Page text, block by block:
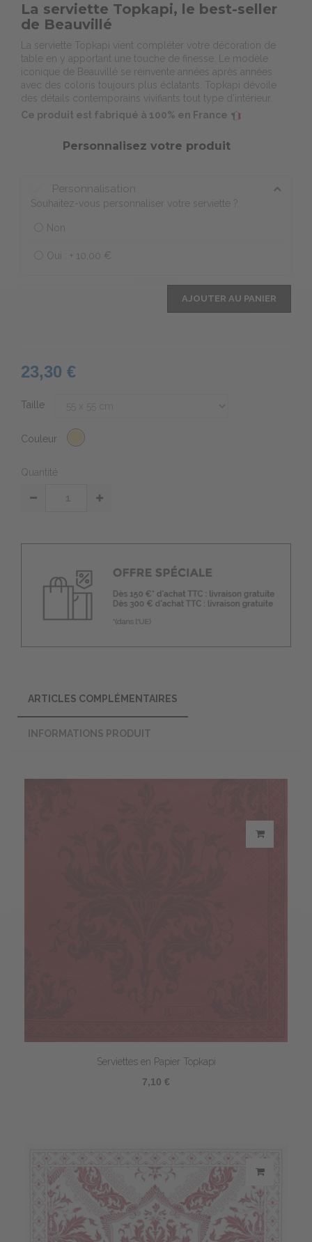
La serviette Topkapi, le best-seller
de Beauvillé
La serviette Topkapi vient compléter votre décoration de
table en y apportant une touche de finesse. Le modèle
iconique de Beauvillé se réinvente années après années
avec des coloris toujours plus éclatants. Topkapi dévoile
des détails contemporains vivifiants tout type d’intérieur.
Ce produit est fabriqué à 100% en France
Personnalisez votre produit
Personnalisation
Souhaitez-vous personnaliser votre serviette ?
Non
Oui : + 10,00 €
AJOUTER AU PANIER
23,30 €
Taille
Couleur
Quantité
ARTICLES COMPLÉMENTAIRES
INFORMATIONS PRODUIT
Serviettes en Papier Topkapi
7,10 €